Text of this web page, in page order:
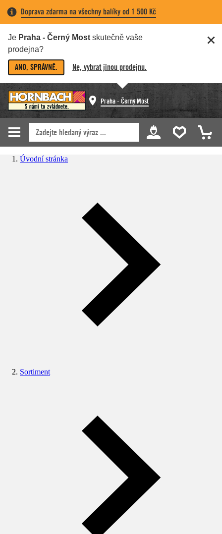
Doprava zdarma na všechny balíky od 1 500 Kč
Je Praha - Černý Most skutečně vaše
prodejna?
ANO, SPRÁVNĚ. Ne, vybrat jinou prodejnu.
Praha - Černý Most
Úvodní stránka
Sortiment